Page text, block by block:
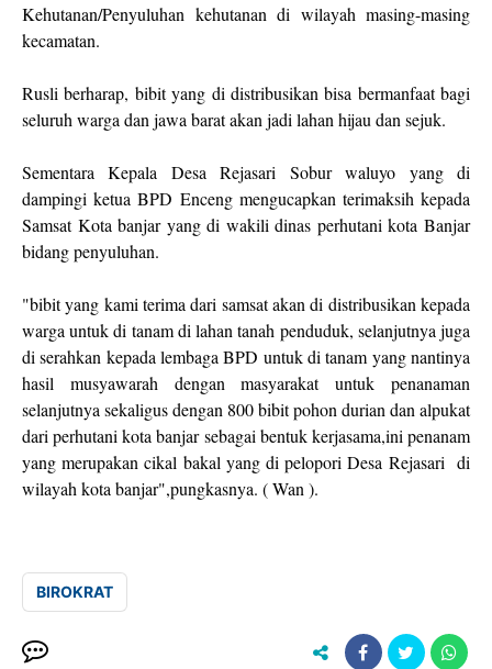
Kehutanan/Penyuluhan kehutanan di wilayah masing-masing
kecamatan.
Rusli berharap, bibit yang di distribusikan bisa bermanfaat bagi
seluruh warga dan jawa barat akan jadi lahan hijau dan sejuk.
Sementara Kepala Desa Rejasari Sobur waluyo yang di
dampingi ketua BPD Enceng mengucapkan terimaksih kepada
Samsat Kota banjar yang di wakili dinas perhutani kota Banjar
bidang penyuluhan.
"bibit yang kami terima dari samsat akan di distribusikan kepada
warga untuk di tanam di lahan tanah penduduk, selanjutnya juga
di serahkan kepada lembaga BPD untuk di tanam yang nantinya
hasil musyawarah dengan masyarakat untuk penanaman
selanjutnya sekaligus dengan 800 bibit pohon durian dan alpukat
dari perhutani kota banjar sebagai bentuk kerjasama,ini penanam
yang merupakan cikal bakal yang di pelopori Desa Rejasari di
wilayah kota banjar",pungkasnya. ( Wan ).
BIROKRAT